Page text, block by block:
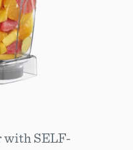
with SELF-